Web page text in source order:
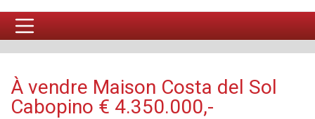
À vendre Maison Costa del Sol
Cabopino € 4.350.000,-